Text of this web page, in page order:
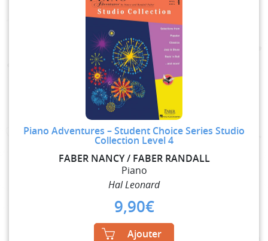
Piano Adventures – Student Choice Series Studio
Collection Level 4
FABER NANCY / FABER RANDALL
Piano
Hal Leonard
9,90€
Ajouter